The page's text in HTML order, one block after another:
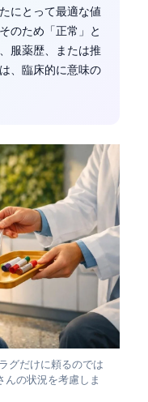
にとって最適な値
のため「正常」と
服薬歴、または推
、臨床的に意味の
グだけに頼るのでは
んの状況を考慮しま